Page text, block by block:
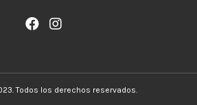
Todos los derechos reservados.